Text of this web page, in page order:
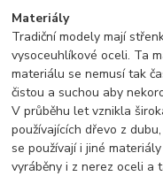
Materiály
Tradiční modely mají
vysoceuhlíkové oceli. Ta
materiálu se nemusí tak
čistou a suchou aby
V průběhu let vznikla
používajících dřevo z
se používají i jiné
vyráběny i z nerez oceli a